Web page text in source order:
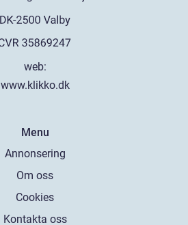
web:
www.klikko.dk
Menu
Annonsering
Om oss
Cookies
Kontakta oss